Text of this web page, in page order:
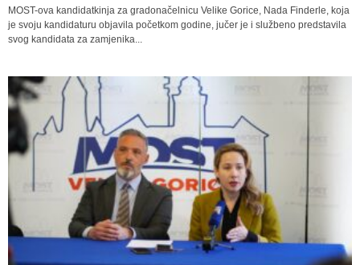
MOST-ova kandidatkinja za gradonačelnicu Velike Gorice, Nada Finderle, koja
je svoju kandidaturu objavila početkom godine, jučer je i službeno predstavila
svog kandidata za zamjenika...